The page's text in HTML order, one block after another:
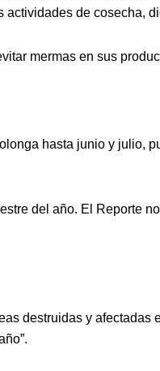
actividades de cosecha,
mermas en sus
hasta junio y julio,
del año. El Reporte
destruidas y afectadas